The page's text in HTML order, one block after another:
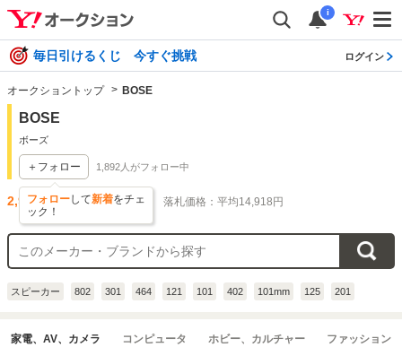
i
毎日引けるくじ 今すぐ挑戦 ログイン
オークショントップ BOSE
BOSE
ボーズ
＋フォロー
フォローして新着をチェ
ック！
1,892 人がフォロー中
2,935件出品されています 落札価格：平均14,918円
スピーカー 802 301 464 121 101 402 101mm 125 201
家電、AV、カメラ コンピュータ ホビー、カルチャー ファッション